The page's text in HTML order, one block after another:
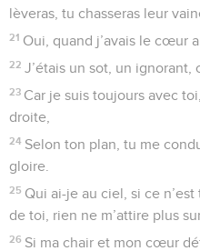
lèveras, tu chasseras leur
21 Oui, quand j’avais le cœur
22 J’étais un sot, un ignorant,
23 Car je suis toujours avec
droite,
24 Selon ton plan, tu me
gloire.
25 Qui ai-je au ciel, si ce
de toi, rien ne m’attire plus
26 Si ma chair et mon cœur